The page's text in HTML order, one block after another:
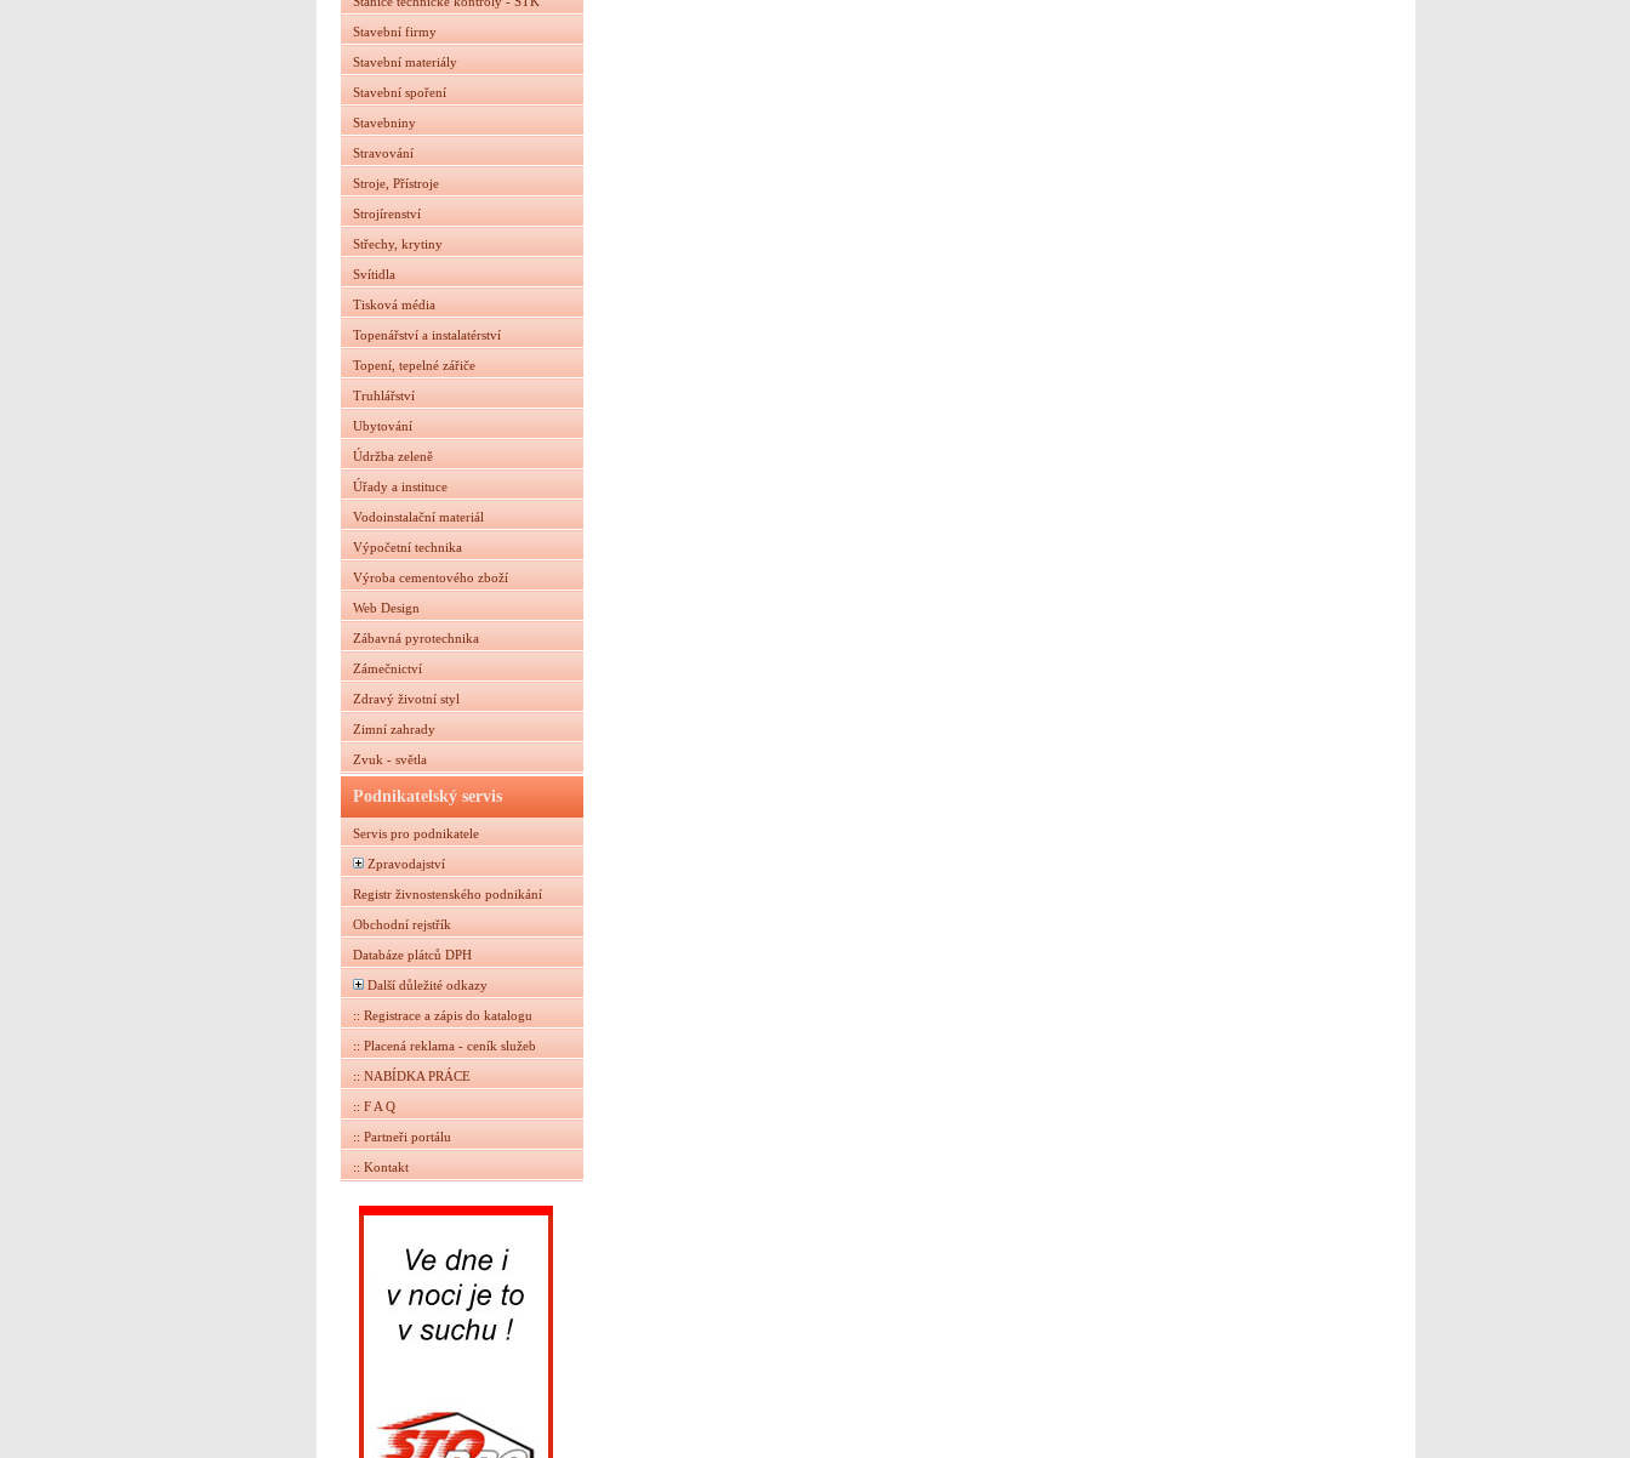
Stavební firmy
Stavební materiály
Stavební spoření
Stavebniny
Stravování
Stroje, Přístroje
Strojírenství
Střechy, krytiny
Svítidla
Tisková média
Topenářství a instalatérství
Topení, tepelné zářiče
Truhlářství
Ubytování
Údržba zeleně
Úřady a instituce
Vodoinstalační materiál
Výpočetní technika
Výroba cementového zboží
Web Design
Zábavná pyrotechnika
Zámečnictví
Zdravý životní styl
Zimní zahrady
Zvuk - světla
Podnikatelský servis
Servis pro podnikatele
Zpravodajství
Registr živnostenského podnikání
Obchodní rejstřík
Databáze plátců DPH
Další důležité odkazy
:: Registrace a zápis do katalogu
:: Placená reklama - ceník služeb
:: NABÍDKA PRÁCE
:: F A Q
:: Partneři portálu
:: Kontakt